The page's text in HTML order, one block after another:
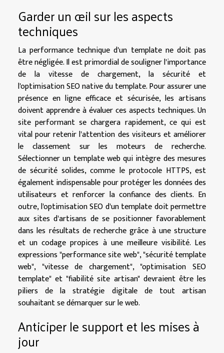
Garder un œil sur les aspects
techniques
La performance technique d'un template ne doit pas
être négligée. Il est primordial de souligner l'importance
de la vitesse de chargement, la sécurité et
l'optimisation SEO native du template. Pour assurer une
présence en ligne efficace et sécurisée, les artisans
doivent apprendre à évaluer ces aspects techniques. Un
site performant se chargera rapidement, ce qui est
vital pour retenir l'attention des visiteurs et améliorer
le classement sur les moteurs de recherche.
Sélectionner un template web qui intègre des mesures
de sécurité solides, comme le protocole HTTPS, est
également indispensable pour protéger les données des
utilisateurs et renforcer la confiance des clients. En
outre, l'optimisation SEO d'un template doit permettre
aux sites d'artisans de se positionner favorablement
dans les résultats de recherche grâce à une structure
et un codage propices à une meilleure visibilité. Les
expressions "performance site web", "sécurité template
web", "vitesse de chargement", "optimisation SEO
template" et "fiabilité site artisan" devraient être les
piliers de la stratégie digitale de tout artisan
souhaitant se démarquer sur le web.
Anticiper le support et les mises à
jour